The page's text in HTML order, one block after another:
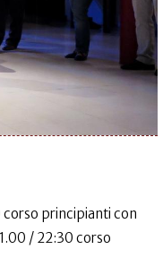
corso principianti con
/ 22:30 corso